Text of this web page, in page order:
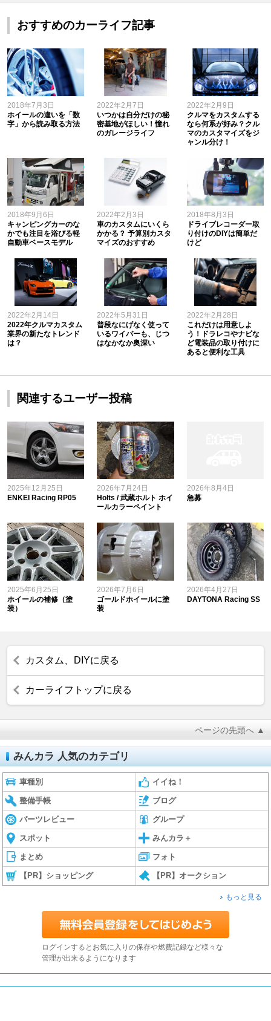
おすすめのカーライフ記事
2018年7月3日
ホイールの違いを「数
字」から読み取る方法
2022年2月7日
いつかは自分だけの秘
密基地がほしい！憧れ
のガレージライフ
2022年2月9日
クルマをカスタムする
なら何系が好み？クル
マのカスタマイズをジ
ャンル分け！
2018年9月6日
キャンピングカーのな
かでも注目を浴びる軽
自動車ベースモデル
2022年2月3日
車のカスタムにいくら
かかる？ 予算別カスタ
マイズのおすすめ
2018年8月3日
ドライブレコーダー取
り付けのDIYは簡単だ
けど
2022年2月14日
2022年クルマカスタム
業界の新たなトレンド
は？
2022年5月31日
普段なにげなく使って
いるワイパーも、じつ
はなかなか奥深い
2022年2月28日
これだけは用意しよ
う！ドラレコやナビな
ど電装品の取り付けに
あると便利な工具
関連するユーザー投稿
2025年12月25日
ENKEI Racing RP05
2026年7月24日
Holts / 武蔵ホルト ホイ
ールカラーペイント
2026年8月4日
急募
2025年6月25日
ホイールの補修（塗
装）
2026年7月6日
ゴールドホイールに塗
装
2026年4月27日
DAYTONA Racing SS
カスタム、DIYに戻る
カーライフトップに戻る
ページの先頭へ ▲
みんカラ 人気のカテゴリ
車種別 イイね！
整備手帳 ブログ
パーツレビュー グループ
スポット みんカラ＋
まとめ フォト
【PR】ショッピング 【PR】オークション
もっと見る
ログインするとお気に入りの保存や燃費記録など様々な
管理が出来るようになります